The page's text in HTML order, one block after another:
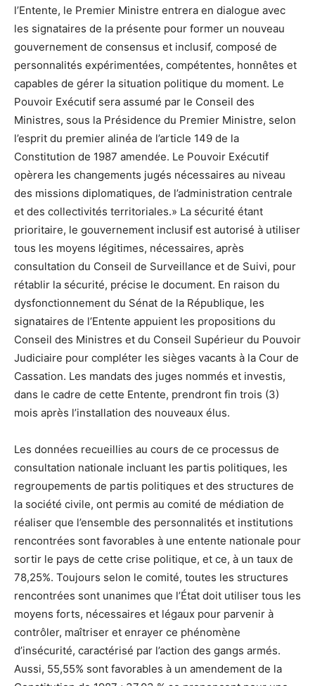
l’Entente, le Premier Ministre entrera en dialogue avec
les signataires de la présente pour former un nouveau
gouvernement de consensus et inclusif, composé de
personnalités expérimentées, compétentes, honnêtes et
capables de gérer la situation politique du moment. Le
Pouvoir Exécutif sera assumé par le Conseil des
Ministres, sous la Présidence du Premier Ministre, selon
l’esprit du premier alinéa de l’article 149 de la
Constitution de 1987 amendée. Le Pouvoir Exécutif
opèrera les changements jugés nécessaires au niveau
des missions diplomatiques, de l’administration centrale
et des collectivités territoriales.» La sécurité étant
prioritaire, le gouvernement inclusif est autorisé à utiliser
tous les moyens légitimes, nécessaires, après
consultation du Conseil de Surveillance et de Suivi, pour
rétablir la sécurité, précise le document. En raison du
dysfonctionnement du Sénat de la République, les
signataires de l’Entente appuient les propositions du
Conseil des Ministres et du Conseil Supérieur du Pouvoir
Judiciaire pour compléter les sièges vacants à la Cour de
Cassation. Les mandats des juges nommés et investis,
dans le cadre de cette Entente, prendront fin trois (3)
mois après l’installation des nouveaux élus.
Les données recueillies au cours de ce processus de
consultation nationale incluant les partis politiques, les
regroupements de partis politiques et des structures de
la société civile, ont permis au comité de médiation de
réaliser que l’ensemble des personnalités et institutions
rencontrées sont favorables à une entente nationale pour
sortir le pays de cette crise politique, et ce, à un taux de
78,25%. Toujours selon le comité, toutes les structures
rencontrées sont unanimes que l’État doit utiliser tous les
moyens forts, nécessaires et légaux pour parvenir à
contrôler, maîtriser et enrayer ce phénomène
d’insécurité, caractérisé par l’action des gangs armés.
Aussi, 55,55% sont favorables à un amendement de la